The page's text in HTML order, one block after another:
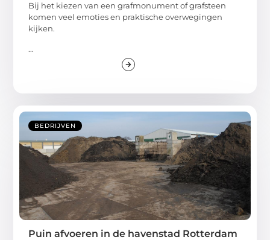
Bij het kiezen van een grafmonument of grafsteen
komen veel emoties en praktische overwegingen
kijken.
...
BEDRIJVEN
Puin afvoeren in de havenstad Rotterdam